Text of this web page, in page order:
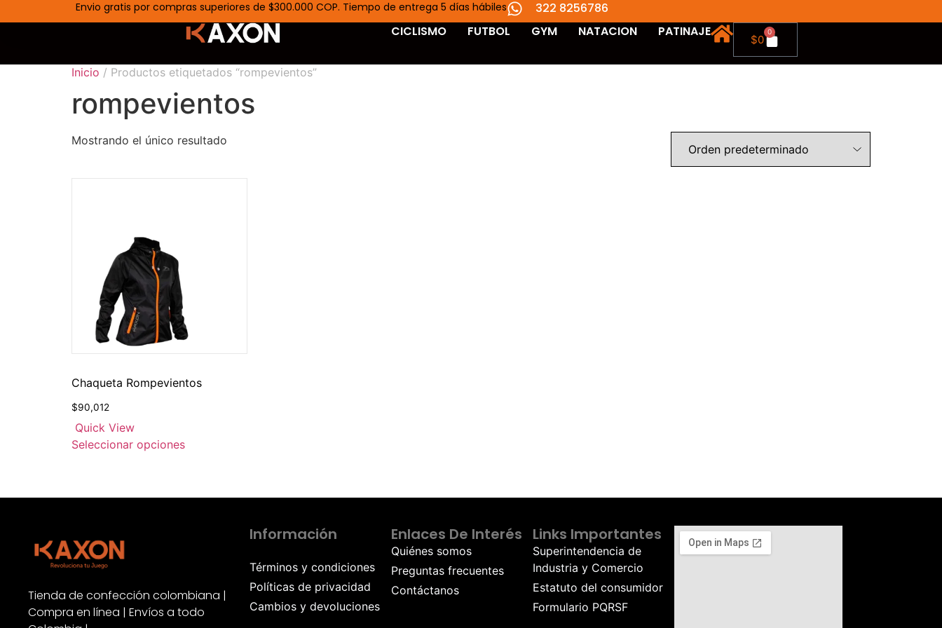
Envio gratis por compras superiores de $300.000 COP. Tiempo de entrega 5 días hábiles
322 8256786
CICLISMO
FUTBOL GYM NATACION PATINAJE
$0
0
Inicio / Productos etiquetados “rompevientos”
rompevientos
Mostrando el único resultado
Chaqueta Rompevientos
$90,012
Quick View
Seleccionar opciones
Tienda de confección colombiana |
Compra en línea | Envíos a todo
Información
Términos y condiciones
Políticas de privacidad
Cambios y devoluciones
Enlaces De Interés
Quiénes somos
Preguntas frecuentes
Contáctanos
Links Importantes
Superintendencia de
Industria y Comercio
Estatuto del consumidor
Formulario PQRSF